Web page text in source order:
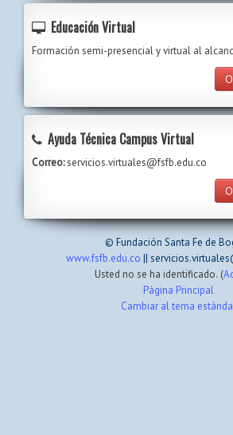
Educación Virtual
Formación semi-presencial y virtual al
Ayuda Técnica Campus Virtual
Correo:servicios.virtuales@fsfb.edu.co
© Fundación Santa Fe de
www.fsfb.edu.co ||
Usted no se ha identificado. (
Página Principal
Cambiar al tema